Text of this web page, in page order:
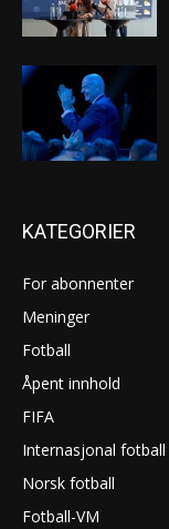
KATEGORIER
For abonnenter
Meninger
Fotball
Åpent innhold
FIFA
Internasjonal fotball
Norsk fotball
Fotball-VM